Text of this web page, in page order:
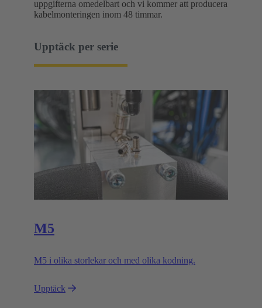
uppgifterna omedelbart och vi kommer att producera
kabelmonteringen inom 48 timmar.
Upptäck per serie
M5
M5 i olika storlekar och med olika kodning.
Upptäck